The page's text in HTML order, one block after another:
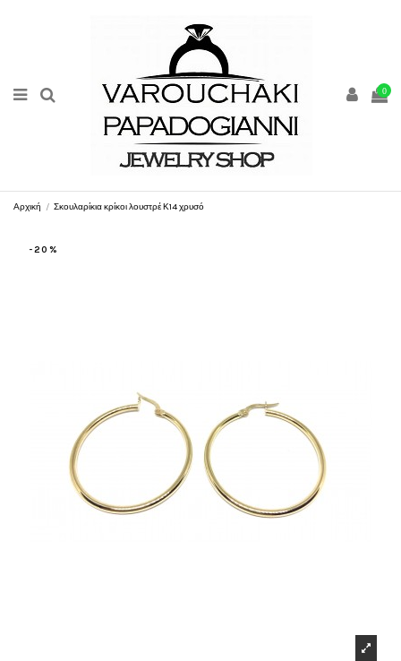
0
Αρχική Σκουλαρίκια κρίκοι λουστρέ Κ14 χρυσό
-20%